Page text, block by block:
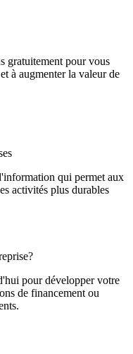
gratuitement pour vous
à augmenter la valeur de
qui permet aux
activités plus durables
pour développer votre
de financement ou